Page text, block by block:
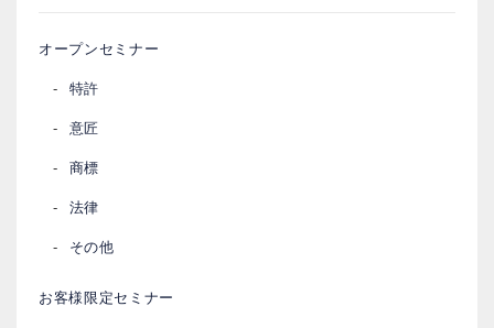
オープンセミナー
特許
意匠
商標
法律
その他
お客様限定セミナー